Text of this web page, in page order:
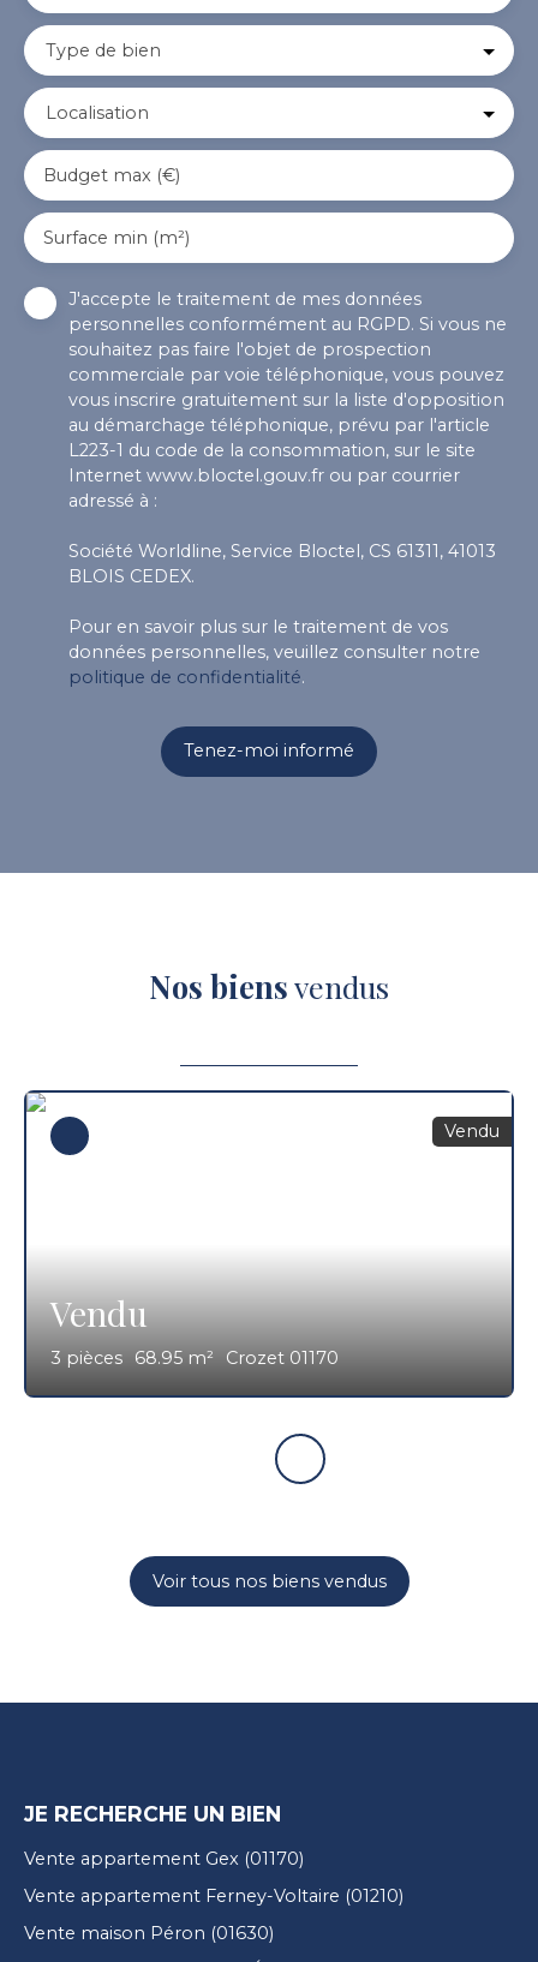
Type de bien
Localisation
Budget max (€)
Surface min (m²)
J'accepte le traitement de mes données
personnelles conformément au RGPD. Si vous ne
souhaitez pas faire l'objet de prospection
commerciale par voie téléphonique, vous pouvez
vous inscrire gratuitement sur la liste d'opposition
au démarchage téléphonique, prévu par l'article
L223-1 du code de la consommation, sur le site
Internet www.bloctel.gouv.fr ou par courrier
adressé à :
Société Worldline, Service Bloctel, CS 61311, 41013
BLOIS CEDEX.
Pour en savoir plus sur le traitement de vos
données personnelles, veuillez consulter notre
politique de confidentialité.
Tenez-moi informé
Nos biensvendus
Vendu
3 pièces 68.95 m² Crozet 01170
Vendu
Voir tous nos biens vendus
JE RECHERCHE UN BIEN
Vente appartement Gex (01170)
Vente appartement Ferney-Voltaire (01210)
Vente maison Péron (01630)